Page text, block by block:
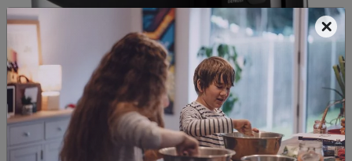
Demnächst verfügbar
×